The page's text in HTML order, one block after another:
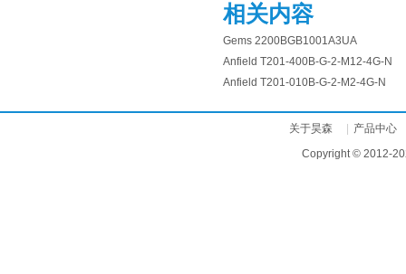
相关内容
Gems 2200BGB1001A3UA
Anfield T201-400B-G-2-M12-4G-N
Anfield T201-010B-G-2-M2-4G-N
关于昊森
产品中心
Copyright © 2012-